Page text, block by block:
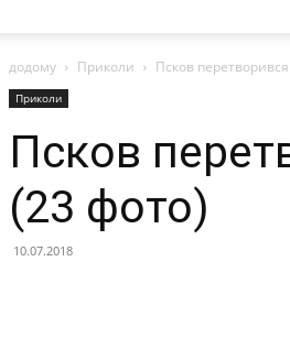
додому Приколи Псков
Приколи
Псков
(23 фото)
10.07.2018